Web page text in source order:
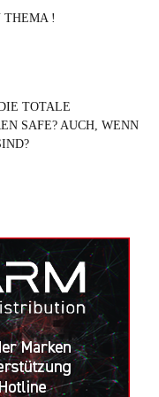
THEMA !
TOTALE
SAFE? AUCH, WENN